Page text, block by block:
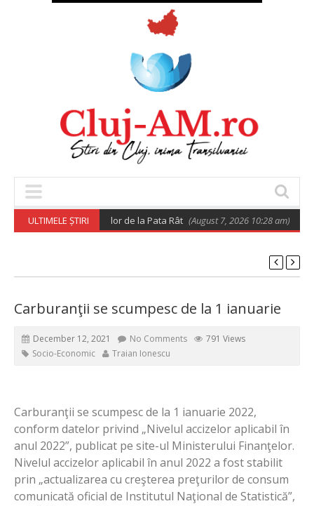
ULTIMELE ȘTIRI
privind relocarea rromilor de la Pata Rât (August 7, 2026 10:28 am)
Carburanţii se scumpesc de la 1 ianuarie
December 12, 2021 No Comments
791 Views
Socio-Economic
Traian Ionescu
Carburanţii se scumpesc de la 1 ianuarie 2022,
conform datelor privind „Nivelul accizelor aplicabil în
anul 2022”, publicat pe site-ul Ministerului Finanţelor.
Nivelul accizelor aplicabil în anul 2022 a fost stabilit
prin „actualizarea cu creşterea preţurilor de consum
comunicată oficial de Institutul Naţional de Statistică”,